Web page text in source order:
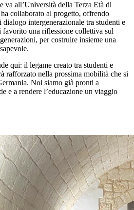
va all’Università della Terza Età di
ha collaborato al progetto, offrendo
intergenerazionale tra studenti e
una riflessione collettiva sul
percostruire insieme una
.
qui: il legame creato tra studenti e
rafforzato nella prossima mobilità che si
Noi siamo già pronti a
e a rendere l’educazione un viaggio